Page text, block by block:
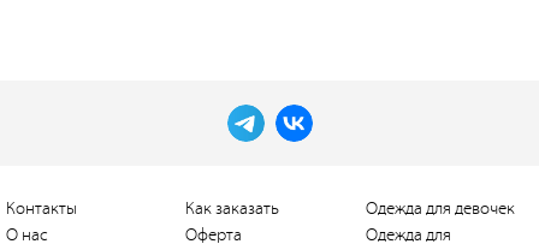
Контакты
О нас
Как заказать
Оферта
Одежда для девочек
Одежда для